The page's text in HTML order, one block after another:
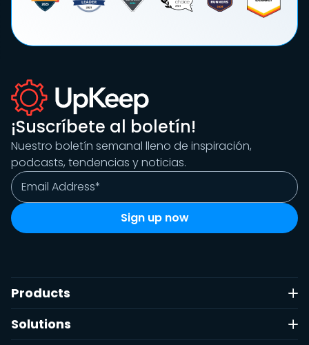
¡Suscríbete al boletín!
Nuestro boletín semanal lleno de inspiración,
podcasts, tendencias y noticias.
Products
Solutions